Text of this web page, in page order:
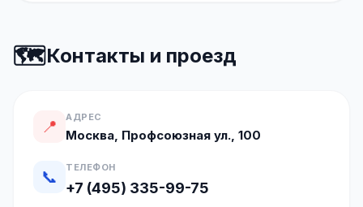
🗺️Контакты и проезд
📍 АДРЕС
Москва, Профсоюзная ул., 100
📞 ТЕЛЕФОН
+7 (495) 335-99-75